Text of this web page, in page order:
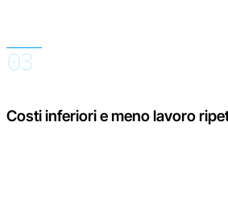
03
Costi inferiori e meno lavoro